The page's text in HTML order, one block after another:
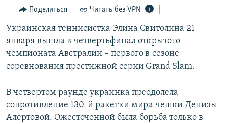
Вернутся
поиску
ИНТЕРАКТИВ
ИНФОГРАФИКА
ТЕЛЕПРОЕКТ КРЫМ.РЕАЛИИ
СОВЕТЫ ПРАВОЗАЩИТНИКОВ
ПОБЕДИТЕЛЕЙ НЕ СУДЯТ?
КРЫМ.НЕПОКОРЕННЫЙ
РАДІО СВОБОДА
КАК ОБОЙТИ БЛОКИРОВКУ
Українською
Qırımtatar
ПРИСОЕДИНЯЙТЕСЬ!
Поделиться Читать без VPN
Украинская теннисистка Элина Свитолина 21
января вышла в четвертьфинал открытого
чемпионата Австралии – первого в сезоне
соревнования престижной серии Grand Slam.
В четвертом раунде украинка преодолела
сопротивление 130-й ракетки мира чешки Денизы
Алертовой. Ожесточенной была борьба только в